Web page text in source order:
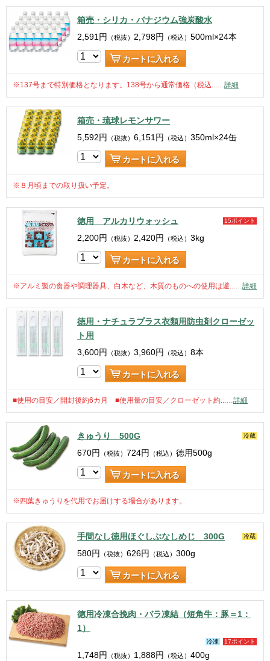
箱売・シリカ・バナジウム強炭酸水
2,591 円 （税抜） 2,798円 （税込） 500ml×24本
カートに入れる
※137号まで特別価格となります。138号から通常価格（税込...…詳細
箱売・琉球レモンサワー
5,592円 （税抜） 6,151 円 （税込） 350ml×24缶
カートに入れる
※８月頃までの取り扱い予定。
徳用 アルカリウォッシュ 15ポイント
2,200円 （税抜） 2,420円 （税込） 3kg
カートに入れる
※アルミ製の食器や調理器具、白木など、木質のものへの使用は避...…詳細
徳用・ナチュラプラス衣類用防虫剤クローゼッ
ト用
3,600円 （税抜） 3,960円 （税込） 8本
カートに入れる
■使用の目安／開封後約6カ月 ■使用量の目安／クローゼット約...…詳細
きゅうり 500G 冷蔵
670円 （税抜） 724円 （税込） 徳用500g
カートに入れる
※四葉きゅうりを代用でお届けする場合があります。
手間なし徳用ほぐしぶなしめじ 300G 冷蔵
580円 （税抜） 626円 （税込） 300g
カートに入れる
徳用冷凍合挽肉・バラ凍結（短角牛：豚＝1：
1）
17ポイント
冷凍
1,748円 （税抜） 1,888円 （税込） 400g